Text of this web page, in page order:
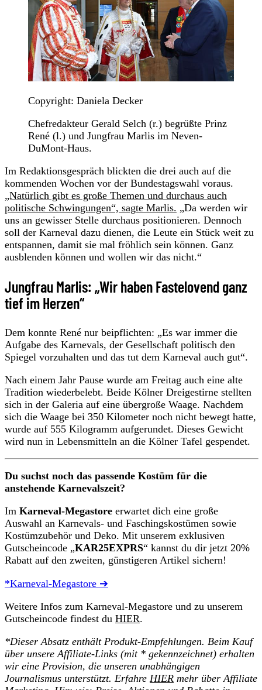
Copyright: Daniela Decker
Chefredakteur Gerald Selch (r.) begrüßte Prinz
René (l.) und Jungfrau Marlis im Neven-
DuMont-Haus.
Im Redaktionsgespräch blickten die drei auch auf die
kommenden Wochen vor der Bundestagswahl voraus.
„Natürlich gibt es große Themen und durchaus auch
politische Schwingungen“, sagte Marlis. „Da werden wir
uns an gewisser Stelle durchaus positionieren. Dennoch
soll der Karneval dazu dienen, die Leute ein Stück weit zu
entspannen, damit sie mal fröhlich sein können. Ganz
ausblenden können und wollen wir das nicht.“
Jungfrau Marlis: „Wir haben Fastelovend ganz
tief im Herzen“
Dem konnte René nur beipflichten: „Es war immer die
Aufgabe des Karnevals, der Gesellschaft politisch den
Spiegel vorzuhalten und das tut dem Karneval auch gut“.
Nach einem Jahr Pause wurde am Freitag auch eine alte
Tradition wiederbelebt. Beide Kölner Dreigestirne stellten
sich in der Galeria auf eine übergroße Waage. Nachdem
sich die Waage bei 350 Kilometer noch nicht bewegt hatte,
wurde auf 555 Kilogramm aufgerundet. Dieses Gewicht
wird nun in Lebensmitteln an die Kölner Tafel gespendet.
Du suchst noch das passende Kostüm für die
anstehende Karnevalszeit?
Im Karneval-Megastore erwartet dich eine große
Auswahl an Karnevals- und Faschingskostümen sowie
Kostümzubehör und Deko. Mit unserem exklusiven
Gutscheincode „KAR25EXPRS“ kannst du dir jetzt 20%
Rabatt auf den zweiten, günstigeren Artikel sichern!
*Karneval-Megastore ➔
Weitere Infos zum Karneval-Megastore und zu unserem
Gutscheincode findest du HIER.
*Dieser Absatz enthält Produkt-Empfehlungen. Beim Kauf
über unsere Affiliate-Links (mit * gekennzeichnet) erhalten
wir eine Provision, die unseren unabhängigen
Journalismus unterstützt. Erfahre HIER mehr über Affiliate